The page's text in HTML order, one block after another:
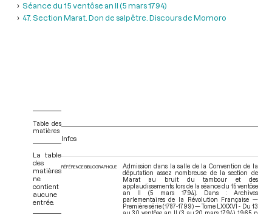
Séance du 15 ventôse an II (5 mars 1794)
47. Section Marat. Don de salpêtre. Discours de Momoro
Table des
matières
La table
des
matières
ne
contient
aucune
entrée.
Infos
RÉFÉRENCE BIBLIOGRAPHIQUE
Admission dans la salle de la Convention de la
députation assez nombreuse de la section de
Marat au bruit du tambour et des
applaudissements, lors de la séance du 15 ventôse
an II (5 mars 1794). Dans : Archives
parlementaires de la Révolution Française —
Première série (1787-1799) — Tome LXXXVI - Du 13